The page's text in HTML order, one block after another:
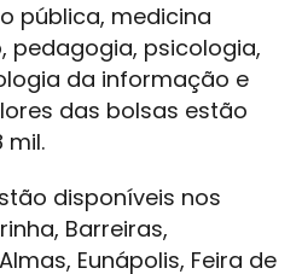
pública, medicina
pedagogia, psicologia,
da informação e
das bolsas estão
mil.
disponíveis nos
Barreiras,
Eunápolis, Feira de